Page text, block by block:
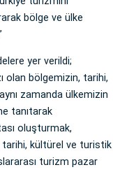
bölge ve ülke
yer verildi;
olan bölgemizin, tarihi,
zamanda ülkemizin
tanıtarak
oluşturmak,
kültürel ve turistik
turizm pazar